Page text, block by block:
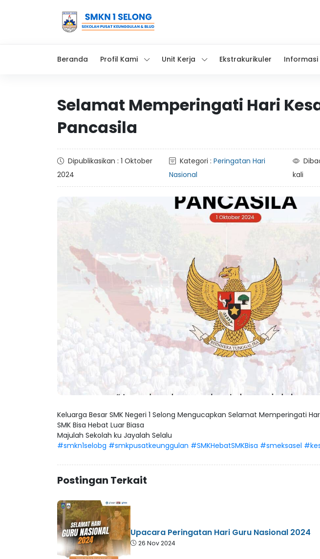
Beranda Profil Kami Unit Kerja Ekstrakurikuler Informasi
Selamat Memperingati Hari
Pancasila
Dipublikasikan : 1 Oktober
2024
Kategori : Peringatan Hari
Nasional
kali
Keluarga Besar SMK Negeri 1 Selong Mengucapkan Selamat Memperingati
SMK Bisa Hebat Luar Biasa
Majulah Sekolah ku Jayalah Selalu
#smkn1selobg #smkpusatkeunggulan #SMKHebatSMKBisa #smeksasel
Postingan Terkait
Upacara Peringatan Hari Guru Nasional 2024
26 Nov 2024